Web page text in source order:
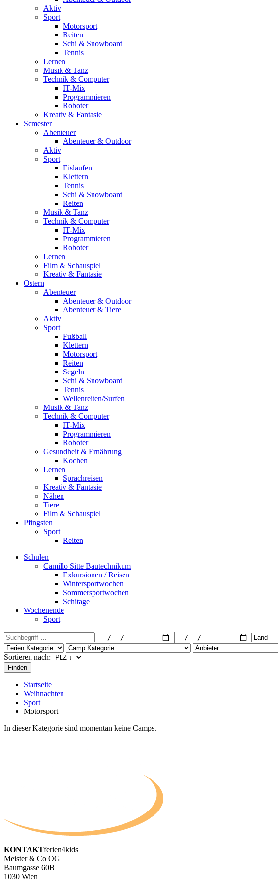
Aktiv
Sport
Motorsport
Reiten
Schi & Snowboard
Tennis
Lernen
Musik & Tanz
Technik & Computer
IT-Mix
Programmieren
Roboter
Kreativ & Fantasie
Semester
Abenteuer
Abenteuer & Outdoor
Aktiv
Sport
Eislaufen
Klettern
Tennis
Schi & Snowboard
Reiten
Musik & Tanz
Technik & Computer
IT-Mix
Programmieren
Roboter
Lernen
Film & Schauspiel
Kreativ & Fantasie
Ostern
Abenteuer
Abenteuer & Outdoor
Abenteuer & Tiere
Aktiv
Sport
Fußball
Klettern
Motorsport
Reiten
Segeln
Schi & Snowboard
Tennis
Wellenreiten/Surfen
Musik & Tanz
Technik & Computer
IT-Mix
Programmieren
Roboter
Gesundheit & Ernährung
Kochen
Lernen
Sprachreisen
Kreativ & Fantasie
Nähen
Tiere
Film & Schauspiel
Pfingsten
Sport
Reiten
Schulen
Camillo Sitte Bautechnikum
Exkursionen / Reisen
Wintersportwochen
Sommersportwochen
Schitage
Wochenende
Sport
Sortieren nach:
Startseite
Weihnachten
Sport
Motorsport
In dieser Kategorie sind momentan keine Camps.
KONTAKTferien4kids
Meister & Co OG
Baumgasse 60B
1030 Wien